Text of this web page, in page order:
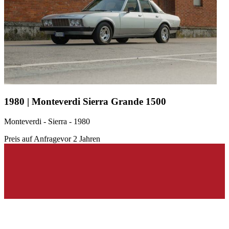
es auch zur Herstellung von Einzelstücken.
Monteverdi im Rennsport
Schon 1958 begann Peter Monteverdi, sich mit Einsätzen im
Motorrennsport zu beschäftigen. So konstruierte er 1961 mehrere
Kleinwagen für die Formel Junior. An einigen Bergrennen nahm
Monteverdi auch selbst teil, bei denen er den MBM-Formel-1-
jedoch wieder vom Rennsportgeschehen zurück. Nachdem er 1990
das Unternehmen Onyx Grand Prix erworben hatte, griff
Sponsorenmangel konnten seine Wagen nach zehn Rennen jedoch
nicht mehr antreten. Die Formel-1-Rennwagen lassen sich heute im
Monteverdi-Museum bewundern.
1980 | Monteverdi Sierra Grande 1500
Monteverdi - Sierra - 1980
Preis auf Anfragevor 2 Jahren